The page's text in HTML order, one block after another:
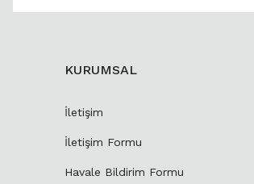
KURUMSAL
İletişim
İletişim Formu
Havale Bildirim Formu